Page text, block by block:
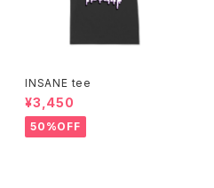
INSANE tee
¥3,450
50%OFF